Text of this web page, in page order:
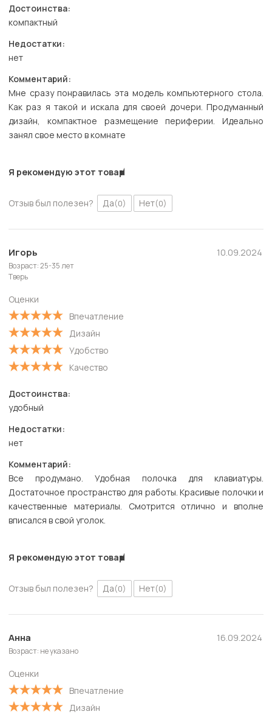
Достоинства:
компактный
Недостатки:
нет
Комментарий:
Мне сразу понравилась эта модель компьютерного стола.
Как раз я такой и искала для своей дочери. Продуманный
дизайн, компактное размещение периферии. Идеально
занял свое место в комнате
Я рекомендую этот товар
Отзыв был полезен? Да(0) Нет(0)
Игорь
Возраст: 25-35 лет
Тверь
Оценки
Впечатление
Дизайн
Удобство
Качество
10.09.2024
Достоинства:
удобный
Недостатки:
нет
Комментарий:
Все продумано. Удобная полочка для клавиатуры.
Достаточное пространство для работы. Красивые полочки и
качественные материалы. Смотрится отлично и вполне
вписался в свой уголок.
Я рекомендую этот товар
Отзыв был полезен? Да(0) Нет(0)
Анна
Возраст: не указано
Оценки
Впечатление
Дизайн
16.09.2024